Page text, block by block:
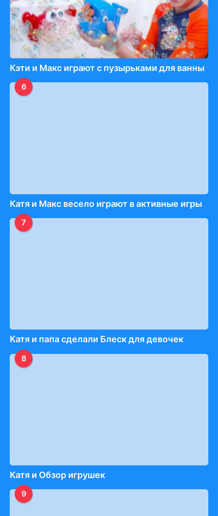
Кэти и Макс играют с пузырьками для ванны
6
Катя и Макс весело играют в активные игры
7
Катя и папа сделали Блеск для девочек
8
Катя и Обзор игрушек
9